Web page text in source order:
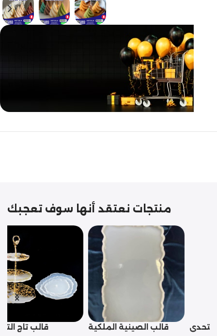
مازالت مستمرة
منتجات نعتقد أنها سوف تعجبك
قالب مثلث التحدي قوالب القلوب التسعة